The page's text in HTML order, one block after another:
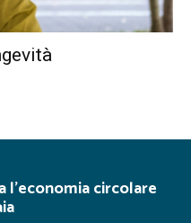
l’economia circolare